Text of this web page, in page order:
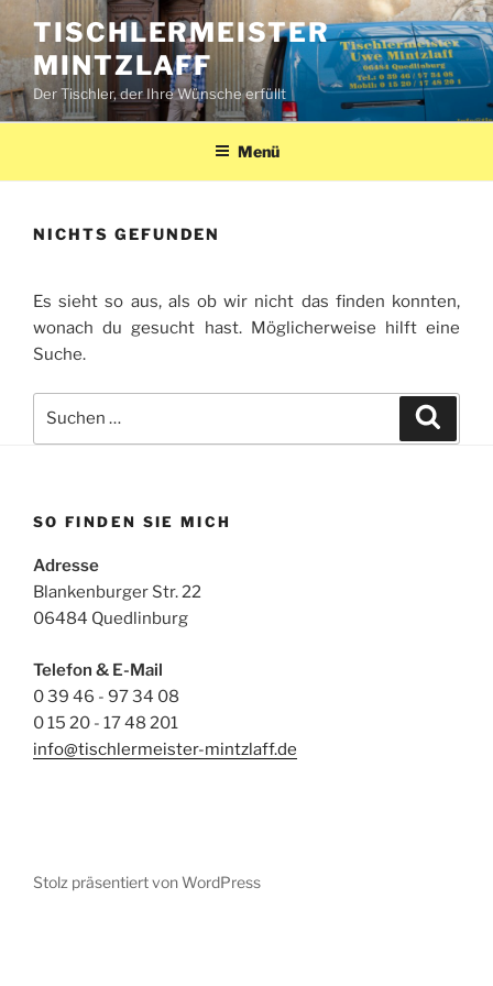
Inhalt
springen
TISCHLERMEISTER
MINTZLAFF
Der Tischler, der Ihre Wünsche erfüllt
Menü
NICHTS GEFUNDEN
Es sieht so aus, als ob wir nicht das finden konnten,
wonach du gesucht hast. Möglicherweise hilft eine
Suche.
nach:
SO FINDEN SIE MICH
Adresse
Blankenburger Str. 22
06484 Quedlinburg
Telefon & E-Mail
0 39 46 - 97 34 08
0 15 20 - 17 48 201
info@tischlermeister-mintzlaff.de
Stolz präsentiert von WordPress